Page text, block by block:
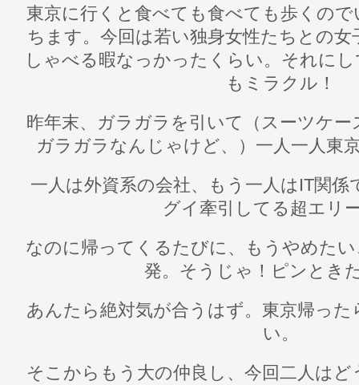
東京に行くと食べても食べても歩くの
ちます。今回は若い独身女性たちとの
しゃべる暇なっかったくらい。それに
もミラクル！
昨年末、ガラガラを引いて（スーツケ
ガラガラなんじゃけど、）一人一人東
一人は外資系の会社、もう一人はIT関
グイ牽引してる超エリ
なのに帰ってくるたびに、もうやめた
発。そうじゃ！ピンとき
あんたら絶対気が合うはず。東京帰っ
い。
そこからもう大の仲良し、今回二人は